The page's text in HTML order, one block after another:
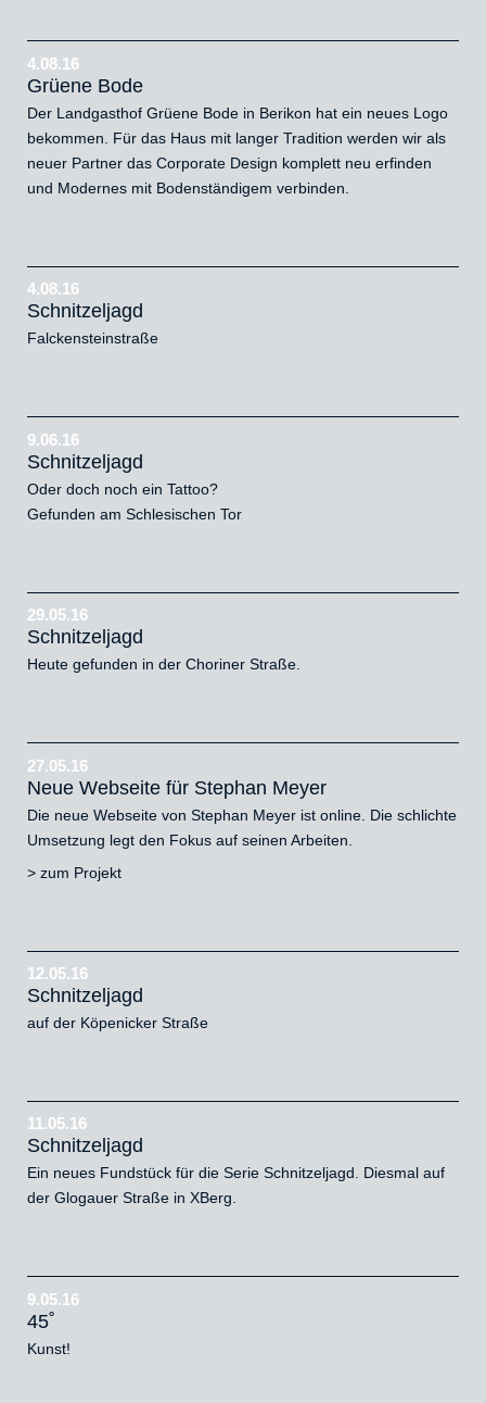
4.08.16
Grüene Bode
Der Landgasthof Grüene Bode in Berikon hat ein neues Logo
bekommen. Für das Haus mit langer Tradition werden wir als
neuer Partner das Corporate Design komplett neu erfinden
und Modernes mit Bodenständigem verbinden.
4.08.16
Schnitzeljagd
Falckensteinstraße
9.06.16
Schnitzeljagd
Oder doch noch ein Tattoo?
Gefunden am Schlesischen Tor
29.05.16
Schnitzeljagd
Heute gefunden in der Choriner Straße.
27.05.16
Neue Webseite für Stephan Meyer
Die neue Webseite von Stephan Meyer ist online. Die schlichte
Umsetzung legt den Fokus auf seinen Arbeiten.
> zum Projekt
12.05.16
Schnitzeljagd
auf der Köpenicker Straße
11.05.16
Schnitzeljagd
Ein neues Fundstück für die Serie Schnitzeljagd. Diesmal auf
der Glogauer Straße in XBerg.
9.05.16
45˚
Kunst!